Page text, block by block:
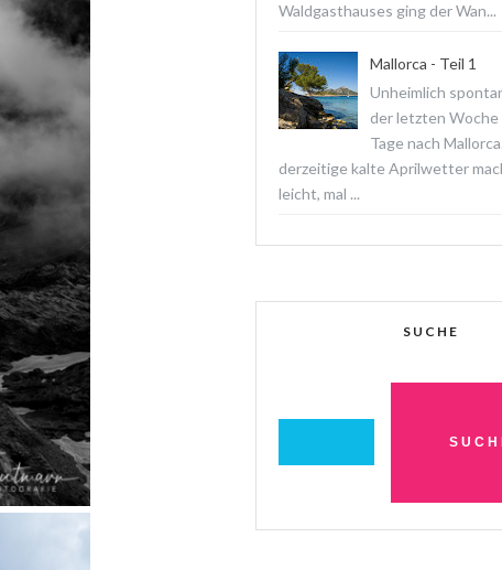
Waldgasthauses ging der Wan...
Mallorca - Teil 1
Unheimlich
der letzten Woche
Tage nach
derzeitige kalte Aprilwetter
leicht, mal ...
SUCHE